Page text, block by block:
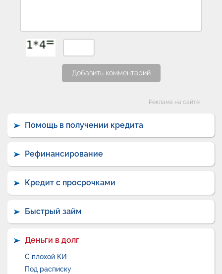
Добавить комментарий
Реклама на сайте
Помощь в получении кредита
Рефинансирование
Кредит с просрочками
Быстрый займ
Деньги в долг
С плохой КИ
Под расписку